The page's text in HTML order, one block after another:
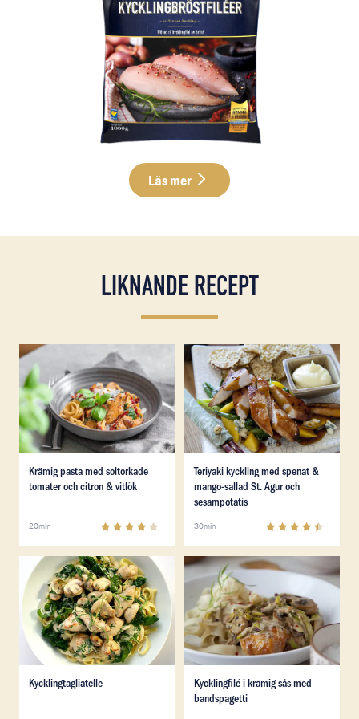
Läs mer
LIKNANDE RECEPT
Läs mer om Krämig pasta med soltorkade tomater
Läs mer om Krämig pasta med soltorkade tomater
Krämig pasta med soltorkade
tomater och citron & vitlök
20min 159)
Läs mer om Teriyaki
Läs mer om Teriyaki
Teriyaki kyckling med spenat &
mango-sallad St. Agur och
sesampotatis
30min
Läs mer om Kycklingtagliatelle
Läs mer om Kycklingtagliatelle
Kycklingtagliatelle
Läs mer om Kycklingfilé i
Läs mer om Kycklingfilé i
Kycklingfilé i krämig sås med
bandspagetti